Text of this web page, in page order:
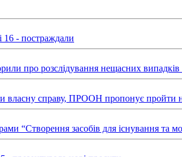
16 - постраждали
про розслідування нещасних випадків
власну справу, ПРООН пропонує пройти
“Створення засобів для існування